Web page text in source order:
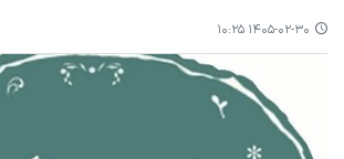
۱۴۰۵-۰۲-۳۰ ۱۰:۲۵